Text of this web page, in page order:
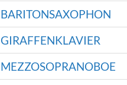
BARITONSAXOPHON
GIRAFFENKLAVIER
MEZZOSOPRANOBOE